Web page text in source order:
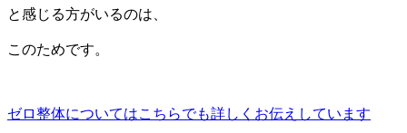
と感じる方がいるのは、
このためです。
ゼロ整体についてはこちらでも詳しくお伝えしています